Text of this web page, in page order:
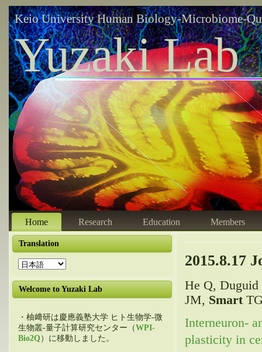
Keio University Human Biology-Microbiome-
Yuzaki Lab
Home Research Education Members
Translation
Welcome to Yuzaki Lab
・柚﨑研は慶應義塾大学 ヒト生物学-微
生物叢-量子計算研究センター（WPI-
Bio2Q）に移動しました。
2015.8.17
He Q, Duguid
JM, Smart
Interneuron-
plasticity in